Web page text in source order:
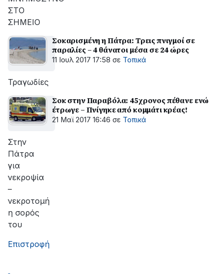
ΣΤΟ
ΣΗΜΕΙΟ
Σοκαρισμένη η Πάτρα: Τρεις πνιγμοί σε
παραλίες – 4 θάνατοι μέσα σε 24 ώρες
11 Ιουλ 2017 17:58 σε Τοπικά
Τραγωδίες
Σοκ στην Παραβόλα: 45χρονος πέθανε ενώ
έτρωγε – Πνίγηκε από κομμάτι κρέας!
21 Μαϊ 2017 16:46 σε Τοπικά
Στην
Πάτρα
για
νεκροψία
–
νεκροτομή
η σορός
του
Επιστροφή